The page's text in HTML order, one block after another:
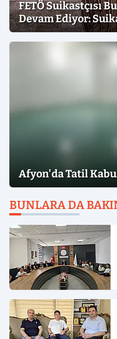
FETÖ Suikastçısı
Devam Ediyor:
Afyon'da Tatil
BUNLARA DA